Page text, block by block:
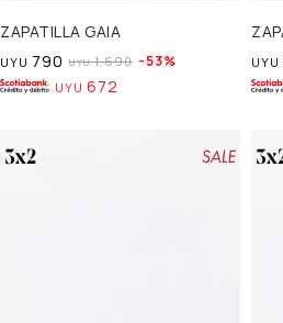
ZAPATILLA GAIA
UYU 790 UYU 1.690 53
UYU 672
UYU